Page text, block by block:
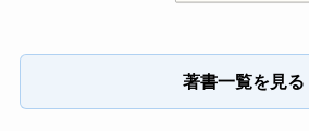
著書一覧を見る